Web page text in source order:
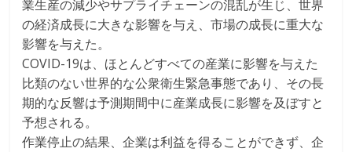
業生産の減少やサプライチェーンの混乱が生じ、世界
の経済成長に大きな影響を与え、市場の成長に重大な
影響を与えた。
COVID-19は、ほとんどすべての産業に影響を与えた
比類のない世界的な公衆衛生緊急事態であり、その長
期的な反響は予測期間中に産業成長に影響を及ぼすと
予想される。
作業停止の結果、企業は利益を得ることができず、企